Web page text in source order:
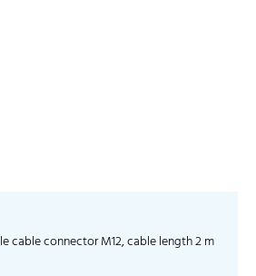
cable connector M12, cable length 2 m